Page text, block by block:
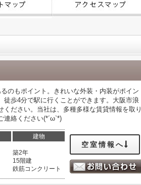
のもポイント。きれいな外装・内装がポイン
徒歩4分で駅に行くことができます。大阪市浪
ださい。当社は、多種多様な賃貸情報を取り
連絡ください(*´ω`*)
建物
築2年
15階建
鉄筋コンクリート
空室情報へ